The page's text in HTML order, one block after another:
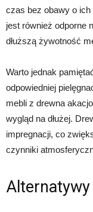
czas bez obawy o
jest również odporne
dłuższą żywotność
Warto jednak
odpowiedniej
mebli z drewna
wygląd na dłużej.
impregnacji, co
czynniki